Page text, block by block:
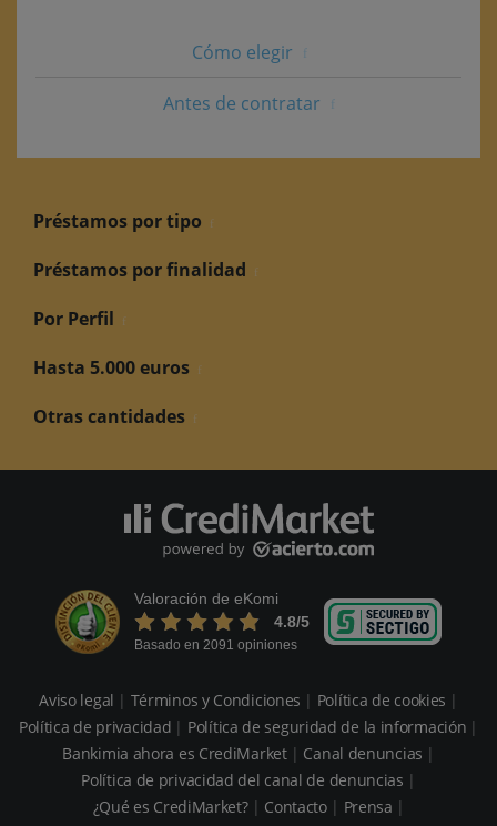
Cómo elegir
Antes de contratar
Préstamos por tipo
Préstamos por finalidad
Por Perfil
Hasta 5.000 euros
Otras cantidades
Valoración de eKomi
4.8/5
Basado en 2091 opiniones
Aviso legal Términos y Condiciones
Política de cookies
Política de privacidad
Política de seguridad de la información
Bankimia ahora es CrediMarket
Canal denuncias
Política de privacidad del canal de denuncias
¿Qué es CrediMarket?
Contacto
Prensa